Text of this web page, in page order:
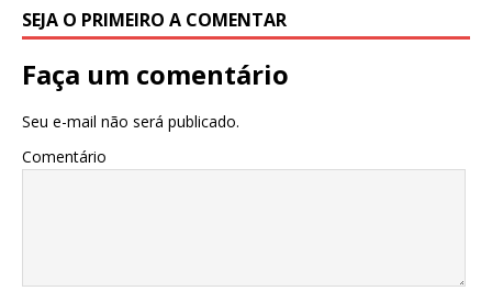
SEJA O PRIMEIRO A COMENTAR
Faça um comentário
Seu e-mail não será publicado.
Comentário